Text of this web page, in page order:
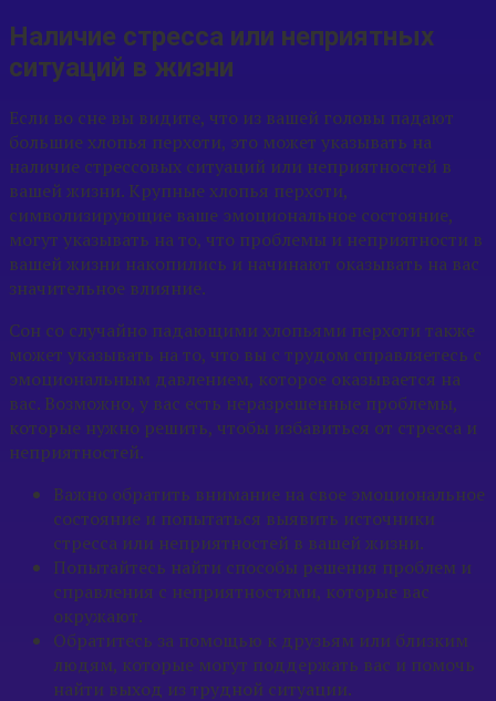
Наличие стресса или неприятных
ситуаций в жизни
Если во сне вы видите, что из вашей головы падают
большие хлопья перхоти, это может указывать на
наличие стрессовых ситуаций или неприятностей в
вашей жизни. Крупные хлопья перхоти,
символизирующие ваше эмоциональное состояние,
могут указывать на то, что проблемы и неприятности в
вашей жизни накопились и начинают оказывать на вас
значительное влияние.
Сон со случайно падающими хлопьями перхоти также
может указывать на то, что вы с трудом справляетесь с
эмоциональным давлением, которое оказывается на
вас. Возможно, у вас есть неразрешенные проблемы,
которые нужно решить, чтобы избавиться от стресса и
неприятностей.
Важно обратить внимание на свое эмоциональное
состояние и попытаться выявить источники
стресса или неприятностей в вашей жизни.
Попытайтесь найти способы решения проблем и
справления с неприятностями, которые вас
окружают.
Обратитесь за помощью к друзьям или близким
людям, которые могут поддержать вас и помочь
найти выход из трудной ситуации.